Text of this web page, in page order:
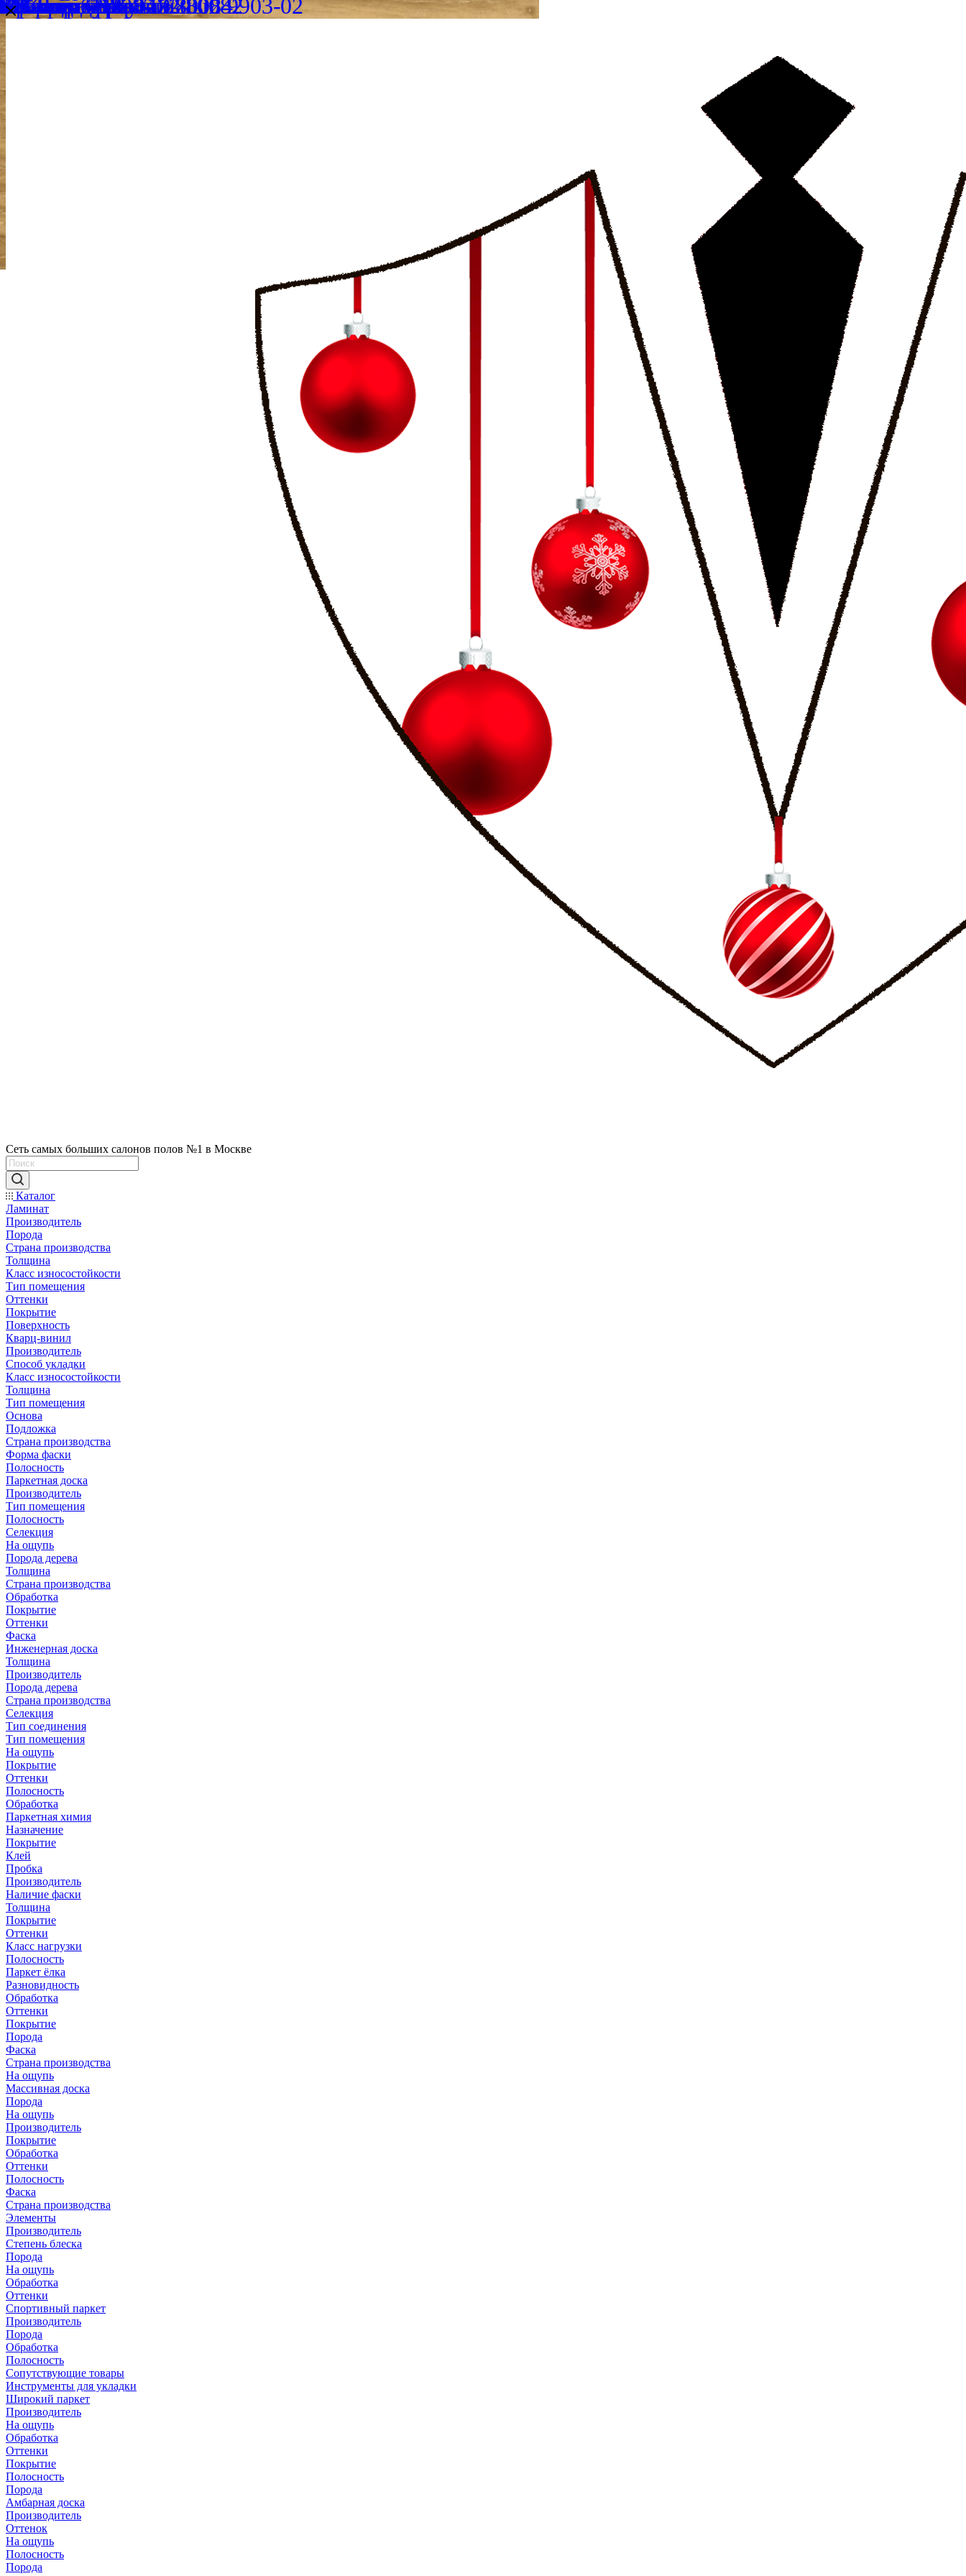
Сеть самых больших салонов полов №1 в Москве
Каталог
Ламинат
Производитель
Порода
Страна производства
Толщина
Класс износостойкости
Тип помещения
Оттенки
Покрытие
Поверхность
Кварц-винил
Производитель
Способ укладки
Класс износостойкости
Толщина
Тип помещения
Основа
Подложка
Страна производства
Форма фаски
Полосность
Паркетная доска
Производитель
Тип помещения
Полосность
Селекция
На ощупь
Порода дерева
Толщина
Страна производства
Обработка
Покрытие
Оттенки
Фаска
Инженерная доска
Толщина
Производитель
Порода дерева
Страна производства
Селекция
Тип соединения
Тип помещения
На ощупь
Покрытие
Оттенки
Полосность
Обработка
Паркетная химия
Назначение
Покрытие
Клей
Пробка
Производитель
Наличие фаски
Толщина
Покрытие
Оттенки
Класс нагрузки
Полосность
Паркет ёлка
Разновидность
Обработка
Оттенки
Покрытие
Порода
Фаска
Страна производства
На ощупь
Массивная доска
Порода
На ощупь
Производитель
Покрытие
Обработка
Оттенки
Полосность
Фаска
Страна производства
Элементы
Производитель
Степень блеска
Порода
На ощупь
Обработка
Оттенки
Спортивный паркет
Производитель
Порода
Обработка
Полосность
Сопутствующие товары
Инструменты для укладки
Широкий паркет
Производитель
На ощупь
Обработка
Оттенки
Покрытие
Полосность
Порода
Амбарная доска
Производитель
Оттенок
На ощупь
Полосность
Порода